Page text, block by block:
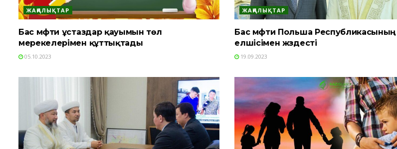
ЖАҢАЛЫҚТАР
Бас мүфти ұстаздар қауымын төл
мерекелерімен құттықтады
05.10.2023
ЖАҢАЛЫҚТАР
Бас мүфти Польша Республикасының
елшісімен жүздесті
19.09.2023